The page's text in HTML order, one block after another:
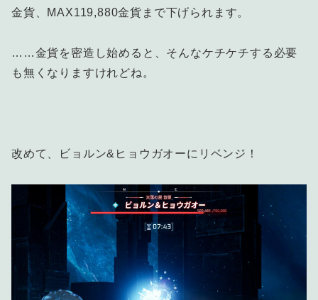
金貨、MAX119,880金貨まで下げられます。
……金貨を密造し始めると、そんなケチケチする必要
も無くなりますけれどね。
改めて、ビョルン&ヒョウガオーにリベンジ！